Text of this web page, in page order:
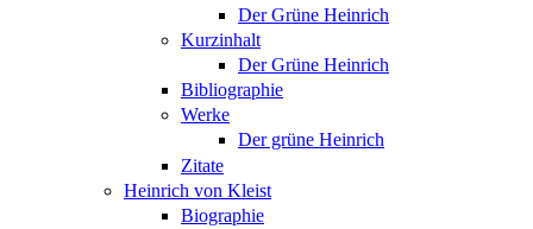
Der Grüne Heinrich
Kurzinhalt
Der Grüne Heinrich
Bibliographie
Werke
Der grüne Heinrich
Zitate
Heinrich von Kleist
Biographie